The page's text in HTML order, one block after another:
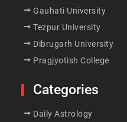
Gauhati University
Tezpur University
Dibrugarh University
Pragjyotish College
Categories
Daily Astrology